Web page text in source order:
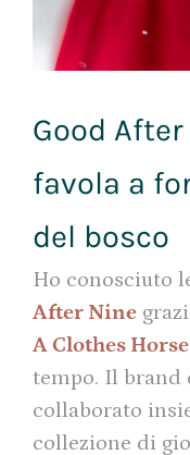
Good
favola a
del bosco
Ho conosciuto
After Nine
A Clothes Horse
tempo. Il brand
collaborato
collezione di